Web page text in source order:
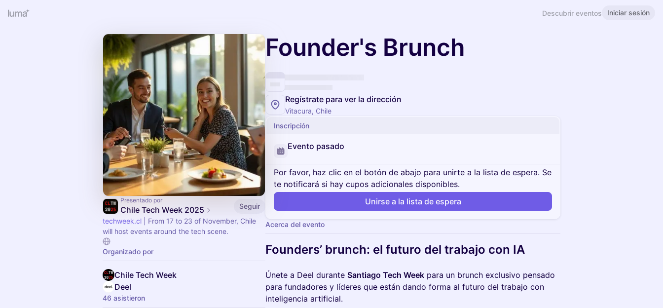
Descubrir eventos Iniciar sesión
Presentado por
Chile Tech Week 2025
Seguir
techweek.cl | From 17 to 23 of November, Chile
will host events around the tech scene.
Organizado por
Chile Tech Week
Deel
46 asistieron
Founder's Brunch
Regístrate para ver la dirección
Vitacura, Chile
Inscripción
Evento pasado
Por favor, haz clic en el botón de abajo para unirte a la lista de espera. Se
te notificará si hay cupos adicionales disponibles.
Unirse a la lista de espera
Acerca del evento
Founders’ brunch: el futuro del trabajo con IA
Únete a Deel durante Santiago Tech Week para un brunch exclusivo pensado
para fundadores y líderes que están dando forma al futuro del trabajo con
inteligencia artificial.